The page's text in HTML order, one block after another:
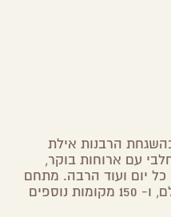
Email
Twitter
Google
Plusהרבנות אילת
עם ארוחות בוקר,
יום ועוד הרבה. מתחם
ממוזג, 250 מקומות ישיבה באולם, ו- 150 מקומות נוספים